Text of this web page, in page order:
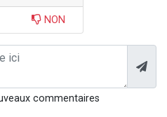
NON
commentaires